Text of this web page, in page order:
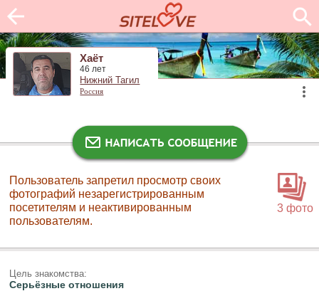
Хаёт
46 лет
Нижний Тагил
Россия
3 фото
Пользователь запретил просмотр своих
фотографий незарегистрированным
посетителям и неактивированным
пользователям.
Цель знакомства:
Серьёзные отношения